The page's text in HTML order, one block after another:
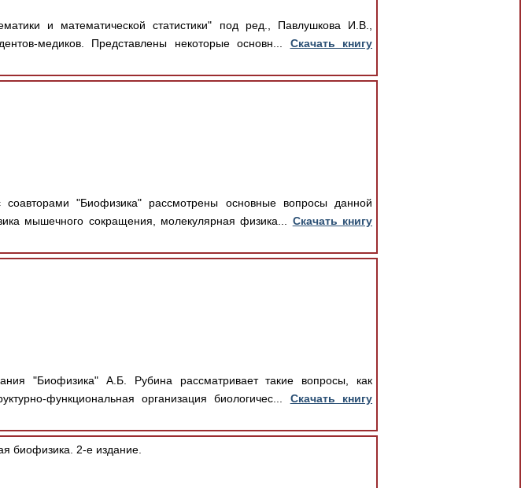
и математической статистики" под ред., Павлушкова И.В.,
медиков. Представлены некоторые основн... Скачать книгу
"Биофизика" рассмотрены основные вопросы данной
мышечного сокращения, молекулярная физика... Скачать книгу
"Биофизика" А.Б. Рубина рассматривает такие вопросы, как
функциональная организация биологичес... Скачать книгу
биофизика. 2-е издание.